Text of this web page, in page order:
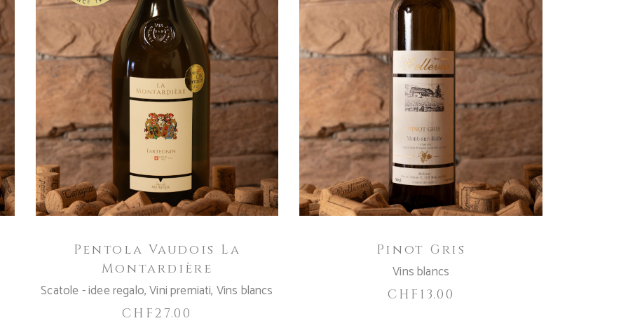
AGGIUNGI AL CARRELLO
Pentola Vaudois La
Montardière
Scatole - idee regalo,Vini premiati, Vins blancs
CHF27.00
AGGIUNGI AL CARRELLO
Pinot Gris
Vins blancs
CHF 13.00